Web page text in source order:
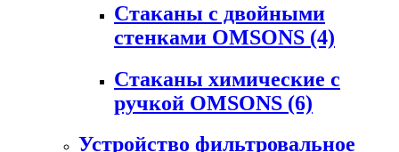
Стаканы с двойными
стенками OMSONS (4)
Стаканы химические с
ручкой OMSONS (6)
Устройство фильтровальное